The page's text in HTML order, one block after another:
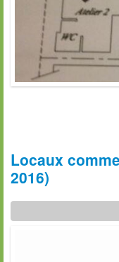
Locaux
2016)